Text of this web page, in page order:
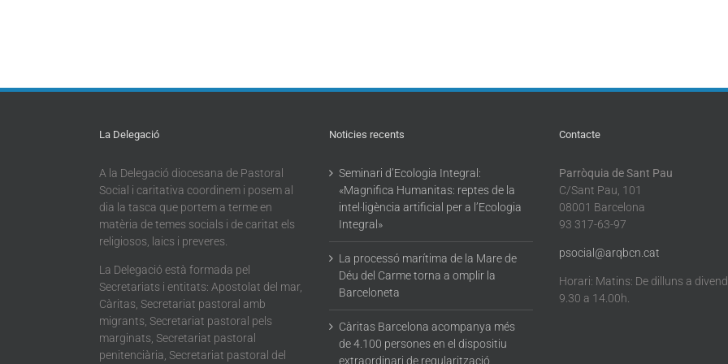
La Delegació
A la Delegació diocesana de Pastoral
Social i caritativa coordinem i posem al
dia la tasca que portem a terme en
matèria de temes socials i de caritat els
religiosos, laics i preveres.
La Delegació està formada pel
Secretariats i entitats: Apostolat del mar,
Càritas, Secretariat pastoral amb
migrants, Secretariat pastoral pels
marginats, Secretariat pastoral
penitenciària, Secretariat pastoral del
Noticies recents
Seminari d’Ecologia Integral:
«Magnifica Humanitas: reptes de la
intel·ligència artificial per a l’Ecologia
Integral»
La processó marítima de la Mare de
Déu del Carme torna a omplir la
Barceloneta
Càritas Barcelona acompanya més
de 4.100 persones en el dispositiu
extraordinari de regularització
Contacte
Parròquia de Sant Pau
C/Sant Pau, 101
08001 Barcelona
93 317-63-97
psocial@arqbcn.cat
Horari: Matins: De dilluns a
9.30 a 14.00h.